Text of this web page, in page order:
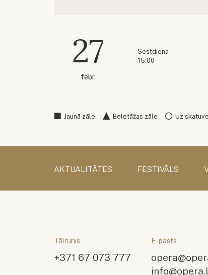
27
febr.
Sestdiena
15:00
Jaunā zāle Beletāžas zāle Uz
AKTUALITĀTES FESTIVĀLS
Tālrunis
+371 67 073 777
E-pasts